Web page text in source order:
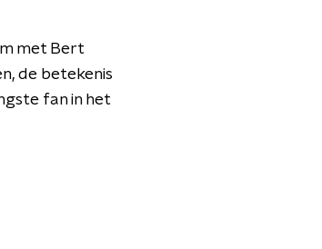
met Bert
de betekenis
fan in het